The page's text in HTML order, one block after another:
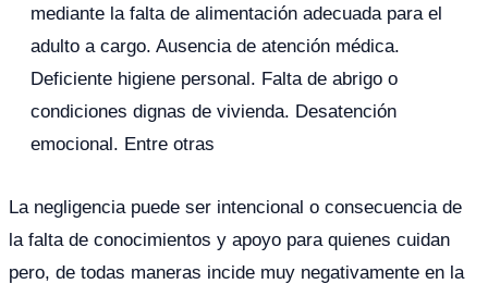
mediante la falta de alimentación adecuada para el
adulto a cargo. Ausencia de atención médica.
Deficiente higiene personal. Falta de abrigo o
condiciones dignas de vivienda. Desatención
emocional. Entre otras
La negligencia puede ser intencional o consecuencia de
la falta de conocimientos y apoyo para quienes cuidan
pero, de todas maneras incide muy negativamente en la